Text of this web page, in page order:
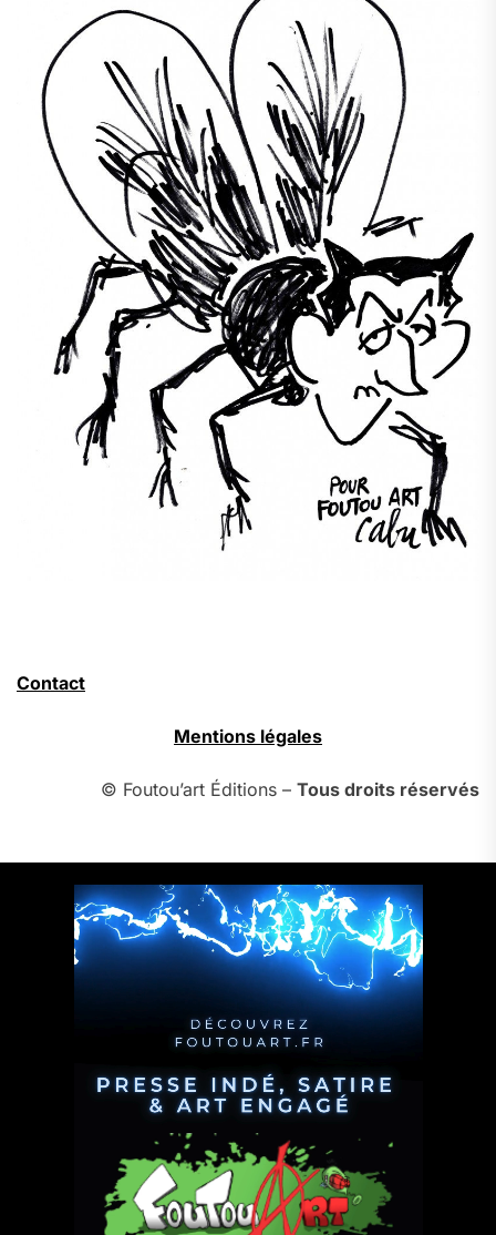
Contact
Mentions légales
© Foutou’art Éditions – Tous droits réservés